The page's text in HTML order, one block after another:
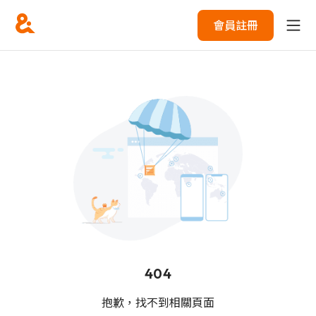
會員註冊
404
抱歉，找不到相關頁面